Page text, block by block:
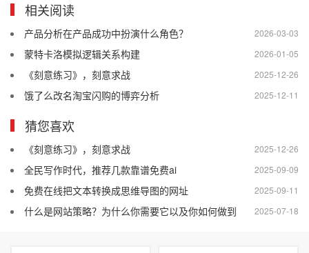
相关阅读
2026-03-03
产品分析在产品成功中扮演什么角色？
2026-01-05
蒙特卡洛模拟逻辑关系构建
2025-12-26
《刻意练习》，刻意求战
2025-12-11
饿了么改名淘宝闪购的博弈分析
猜您喜欢
2025-12-26
《刻意练习》，刻意求战
2025-09-09
全民写作时代，推荐几款靠谱免费ai
2025-09-11
免费在线把文本转换成思维导图的网址
2025-07-18
什么是网站策略？为什么你需要它以及你如何做到